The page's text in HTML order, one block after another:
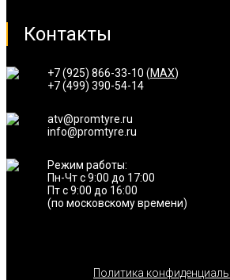
Контакты
+7 (925) 866-33-10 (MAX)
+7 (499) 390-54-14
atv@promtyre.ru
info@promtyre.ru
Режим работы:
Пн-Чт с 9:00 до 17:00
Пт с 9:00 до 16:00
(по московскому времени)
Политика